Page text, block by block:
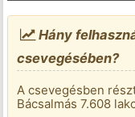
Hány
csevegésében?
A csevegésben
Bácsalmás 7.608